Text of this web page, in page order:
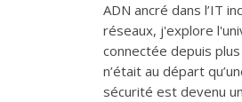
ADN ancré dans l’IT
réseaux, j'explore
connectée depuis
n’était au départ
sécurité est devenu